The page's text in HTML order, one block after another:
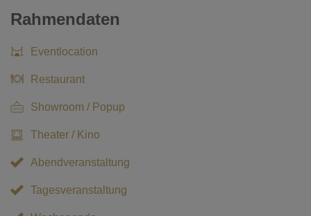
Rahmendaten
Eventlocation
Restaurant
Showroom / Popup
Theater / Kino
Abendveranstaltung
Tagesveranstaltung